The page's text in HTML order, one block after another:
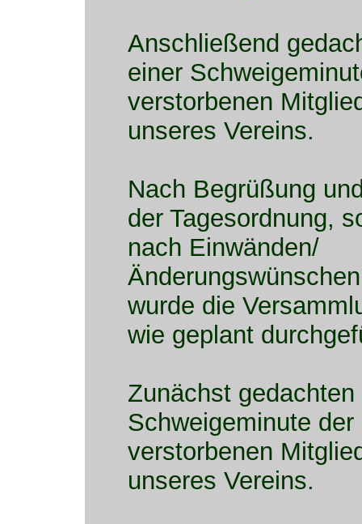
Anschließend
einer
verstorbenen
unseres Vereins.
Nach Begrüßung
der Tagesordnung,
nach Einwänden/
wurde die
wie geplant
Zunächst
Schweigeminute der
verstorbenen
unseres Vereins.